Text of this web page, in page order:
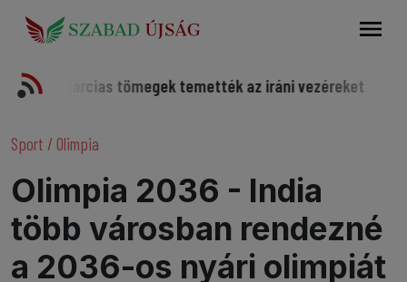
Harcias tömegek temették az iráni vezéreket Somorjai
Sport / Olimpia
Olimpia 2036 - India
több városban rendezné
a 2036-os nyári olimpiát